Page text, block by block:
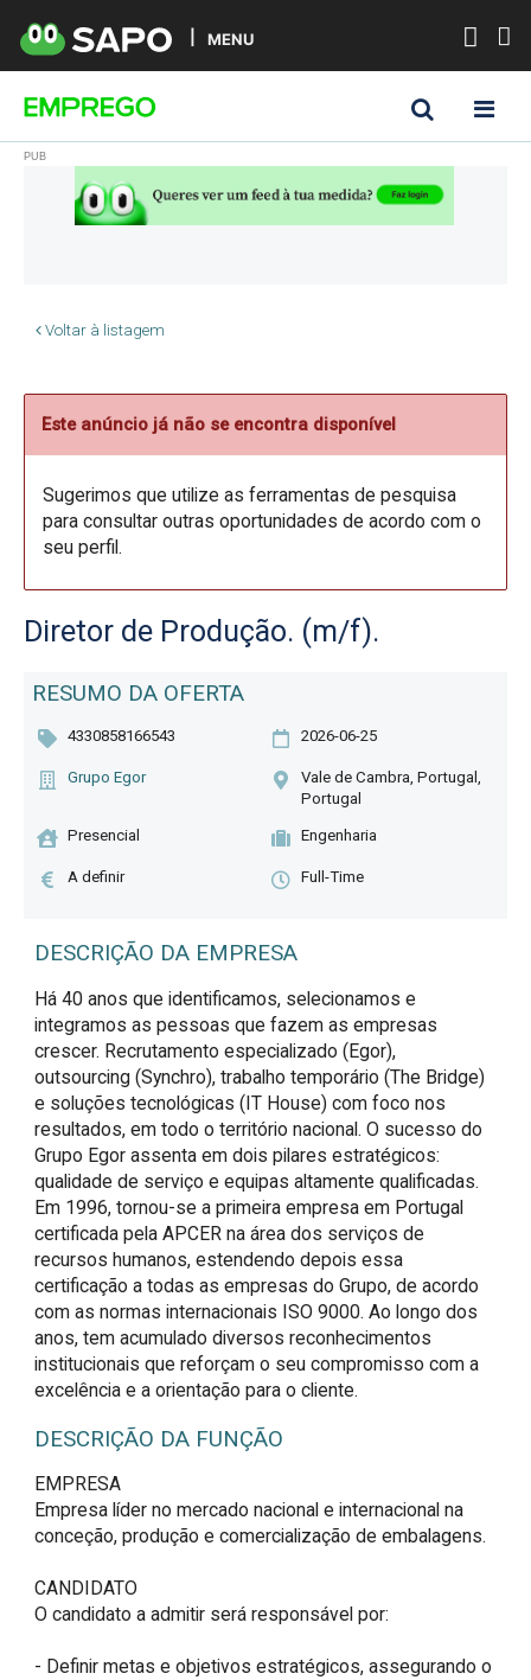
MENU
Voltar à listagem
Este anúncio já não se encontra disponível
Sugerimos que utilize as ferramentas de pesquisa
para consultar outras oportunidades de acordo com o
seu perfil.
Diretor de Produção. (m/f).
RESUMO DA OFERTA
4330858166543 2026-06-25
Grupo Egor
Vale de Cambra, Portugal,
Portugal
Presencial Engenharia
A definir Full-Time
DESCRIÇÃO DA EMPRESA
Há 40 anos que identificamos, selecionamos e
integramos as pessoas que fazem as empresas
crescer. Recrutamento especializado (Egor),
outsourcing (Synchro), trabalho temporário (The Bridge)
e soluções tecnológicas (IT House) com foco nos
resultados, em todo o território nacional. O sucesso do
Grupo Egor assenta em dois pilares estratégicos:
qualidade de serviço e equipas altamente qualificadas.
Em 1996, tornou-se a primeira empresa em Portugal
certificada pela APCER na área dos serviços de
recursos humanos, estendendo depois essa
certificação a todas as empresas do Grupo, de acordo
com as normas internacionais ISO 9000. Ao longo dos
anos, tem acumulado diversos reconhecimentos
institucionais que reforçam o seu compromisso com a
excelência e a orientação para o cliente.
DESCRIÇÃO DA FUNÇÃO
EMPRESA
Empresa líder no mercado nacional e internacional na
conceção, produção e comercialização de embalagens.
CANDIDATO
O candidato a admitir será responsável por:
- Definir metas e objetivos estratégicos, assegurando o